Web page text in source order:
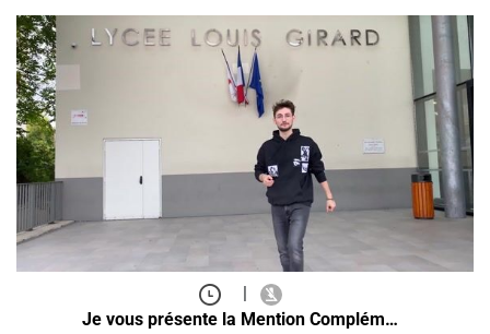
Je vous présente la Mention Complém…